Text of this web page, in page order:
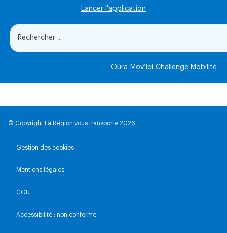
Lancer l'application
Oùra Mov’ici Challenge Mobilité
© Copyright La Région vous transporte 2026
Gestion des cookies
Mentions légales
CGU
Accessibilité : non conforme